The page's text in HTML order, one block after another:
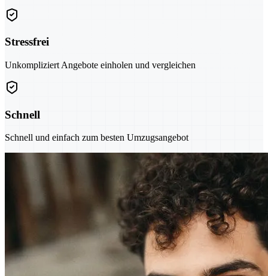
Stressfrei
Unkompliziert Angebote einholen und vergleichen
Schnell
Schnell und einfach zum besten Umzugsangebot